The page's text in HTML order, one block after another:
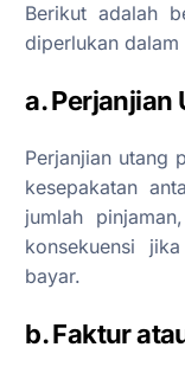
Berikut adalah
diperlukan
a. Perjanjian
Perjanjian utang
kesepakatan
jumlah
konsekuensi
bayar.
b. Faktur